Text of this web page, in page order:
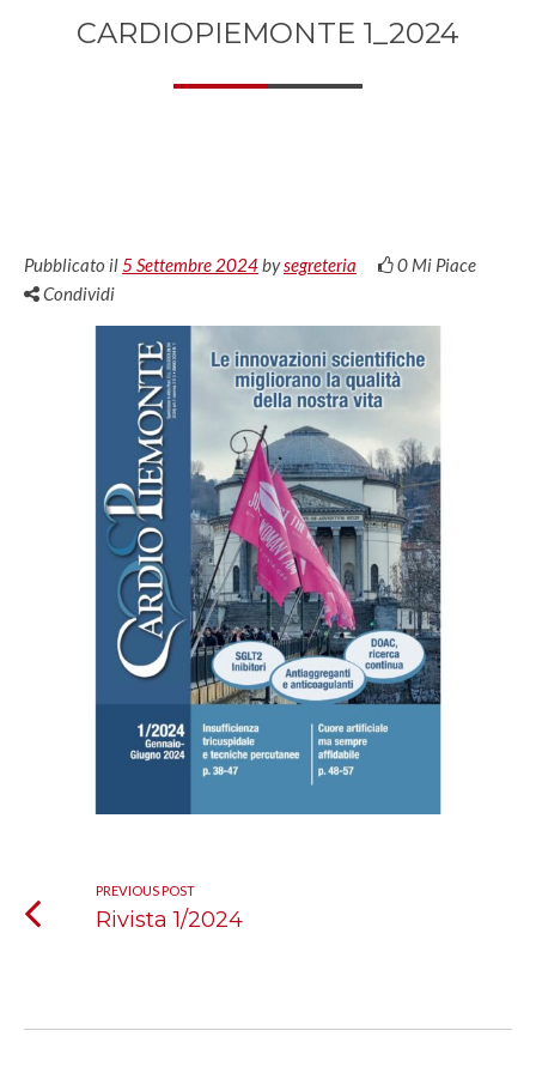
CARDIOPIEMONTE 1_2024
Pubblicato il5 Settembre 2024bysegreteria 0 Mi Piace
Condividi
PREVIOUS POST
Rivista 1/2024